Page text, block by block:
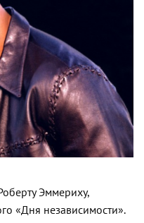
Эммериху,
«Дня независимости».